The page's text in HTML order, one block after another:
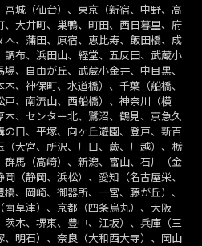
城（仙台）、東京（新宿、中野、高
大井町、巣鴨、町田、西日暮里、府
、蒲田、原宿、恵比寿、飯田橋、成
布、浜田山、経堂、五反田、武蔵小
、自由が丘、武蔵小金井、中目黒、
、神保町、水道橋）、千葉（船橋、
、南流山、西船橋）、神奈川（横
、センター北、鷺沼、鶴見、京急久
口、平塚、向ヶ丘遊園、登戸、新百
大宮、所沢、川口、蕨、川越）、栃
馬（高崎）、新潟、富山、石川（金
（静岡、浜松）、愛知（名古屋栄、
、岡崎、御器所、一宮、藤が丘）、
草津）、京都（四条烏丸）、大阪
茨木、堺東、豊中、江坂）、兵庫（三
、明石）、奈良（大和西大寺）、岡山